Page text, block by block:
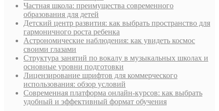
Частная школа: преимущества современного
образования для детей
Детский центр развития: как выбрать пространство для
гармоничного роста ребенка
Астрономические наблюдения: как увидеть космос
своими глазами
Структура занятий по вокалу в музыкальных школах и
основные уровни подготовки
Лицензирование шрифтов для коммерческого
использования: обзор условий
Современная платформа онлайн-курсов: как выбрать
удобный и эффективный формат обучения